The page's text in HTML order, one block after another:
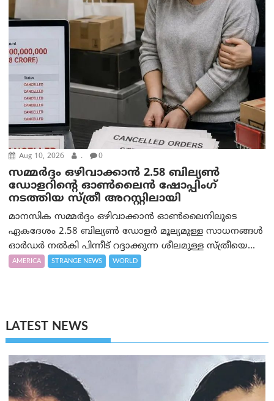
Aug 10, 2026 . 0
സമ്മര്‍ദ്ദം ഒഴിവാക്കാന്‍ 2.58 ബില്യൺ
ഡോളറിന്റെ ഓണ്‍ലൈന്‍ ഷോപ്പിംഗ്
നടത്തിയ സ്ത്രീ അറസ്റ്റിലായി
മാനസിക സമ്മര്‍ദ്ദം ഒഴിവാക്കാന്‍ ഓണ്‍ലൈനിലൂടെ
ഏകദേശം 2.58 ബില്യൺ ഡോളർ മൂല്യമുള്ള സാധനങ്ങള്‍
ഓര്‍ഡര്‍ നല്‍കി പിന്നീട് റദ്ദാക്കുന്ന ശീലമുള്ള സ്ത്രീയെ...
AMERICA STRANGE NEWS WORLD
LATEST NEWS